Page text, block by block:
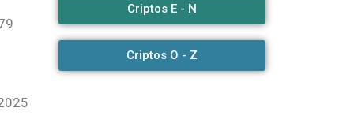
Criptos E - N
Criptos O - Z